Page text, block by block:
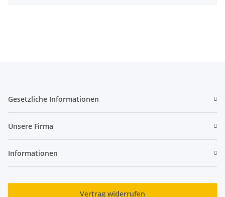
Gesetzliche Informationen
Unsere Firma
Informationen
Vertrag widerrufen